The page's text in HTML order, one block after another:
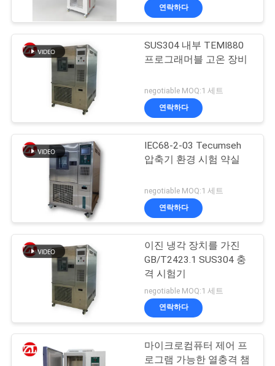
관
락
뉴
용
문
밴버리 혼합기
32
장력 시험기
33
금속 탐지기 기계
연락하다
SUS304 내부 TEMI880
프로그래머블 고온 장비
negotiable MOQ:1 세트
연락하다
IEC68-2-03 Tecumseh
압축기 환경 시험 약실
negotiable MOQ:1 세트
연락하다
이진 냉각 장치를 가진
GB/T2423.1 SUS304 충
격 시험기
negotiable MOQ:1 세트
연락하다
마이크로컴퓨터 제어 프
로그램 가능한 열충격 챔